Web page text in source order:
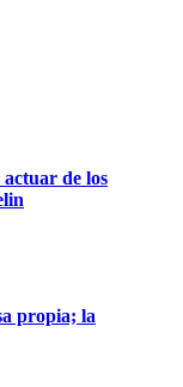
de los
propia; la